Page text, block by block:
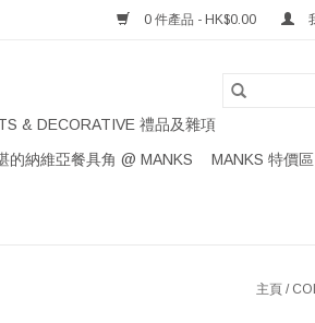
0 件產品 - HK$0.00
& DECORATIVE 禮品及雜項
的納維亞餐具角 @ MANKS
MANKS 特價區
主頁 /